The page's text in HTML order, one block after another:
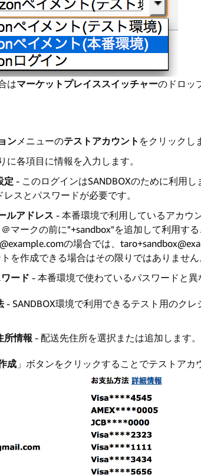
はマーケットプレイススイッチャーのドロッ
ン メニューのテストアカウント をクリックし
に各項目に情報を入力します。
定 - このログインはSANDBOXのために利用
レスとパスワードが必要です。
ルアドレス - 本番環境で利用しているアカウ
マークの前に"+sandbox"を追加して利用する
の場合では、
を作成できる場合はその限りではありません
ード - 本番環境で使わているパスワードと異
- SANDBOX環境で利用できるテスト用のク
所情報 - 配送先住所を選択または追加します。
成 」ボタンをクリックすることでテストアカ